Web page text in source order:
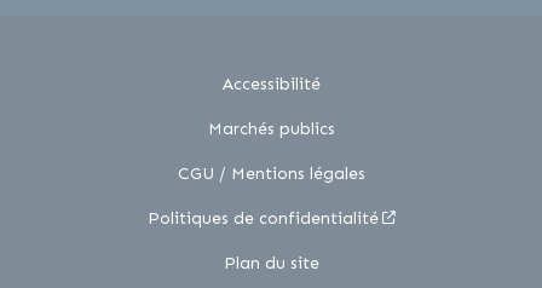
Accessibilité
Marchés publics
CGU / Mentions légales
Politiques de confidentialité
Plan du site